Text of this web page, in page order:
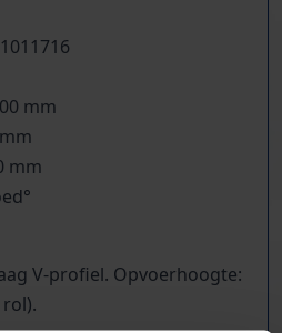
mm
mm
V-profiel. Opvoerhoogte: